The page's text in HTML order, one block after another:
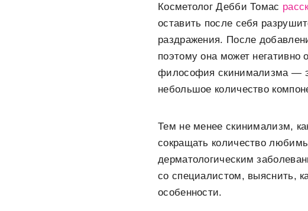
Косметолог Дебби Томас
оставить после себя
раздражения. После
поэтому она может негативно
философия скинимализма —
небольшое количество
Тем не менее скинимализм,
сокращать количество
дерматологическим
со специалистом, выяснить,
особенности.